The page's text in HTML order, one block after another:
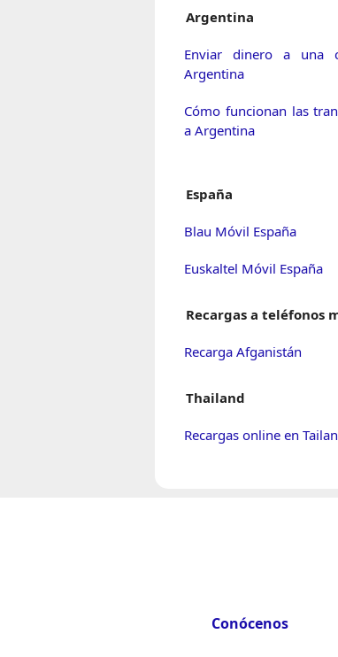
Argentina
Enviar dinero a una
Argentina
Cómo funcionan las
a Argentina
España
Blau Móvil España
Euskaltel Móvil España
Recargas a teléfonos
Recarga Afganistán
Thailand
Recargas online en
Conócenos